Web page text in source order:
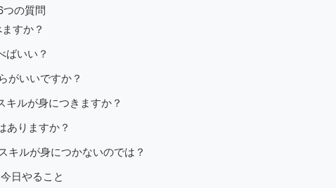
つの質問
すか？
ばいい？
がいいですか？
キルが身につきますか？
ありますか？
キルが身につかないのでは？
日やること